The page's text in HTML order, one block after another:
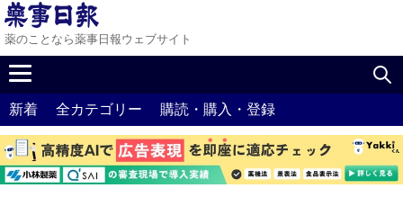
薬のことなら薬事日報ウェブサイト
新着 全カテゴリー 購読・購入・登録